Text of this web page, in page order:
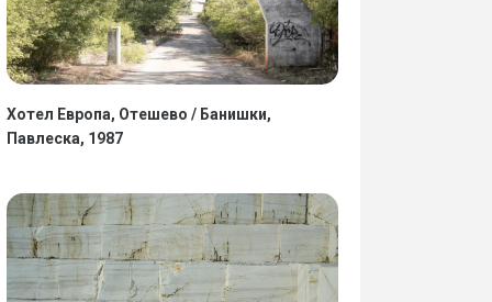
Хотел Европа, Отешево / Банишки,
Павлеска, 1987